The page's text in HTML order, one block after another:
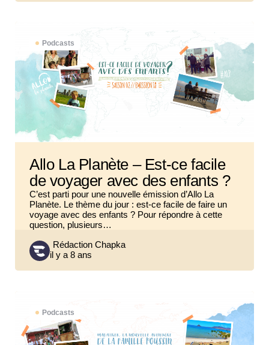
Podcasts
Allo La Planète – Est-ce facile
de voyager avec des enfants ?
C’est parti pour une nouvelle émission d’Allo La
Planète. Le thème du jour : est-ce facile de faire un
voyage avec des enfants ? Pour répondre à cette
question, plusieurs…
Posted
by
Rédaction Chapka
il y a 8 ans
Podcasts